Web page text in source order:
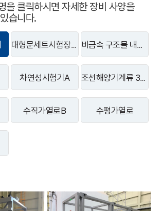
을 클릭하시면 자세한 장비 사양을
습니다.
대형문세트시험장비 비금속 구조물 내화성 시험기
차연성시험기A 조선해양기계류 3면 입체가열로
수직가열로B 수평가열로